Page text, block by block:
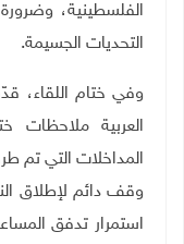
الفلسطينية،
التحديات الجسيمة.
وفي ختام اللقاء،
العربية ملاحظات
المداخلات التي تم
وقف دائم لإطلاق
استمرار تدفق